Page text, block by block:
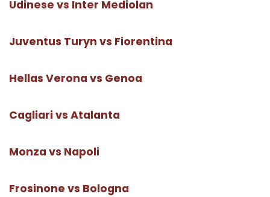
Udinese vs Inter Mediolan
Juventus Turyn vs Fiorentina
Hellas Verona vs Genoa
Cagliari vs Atalanta
Monza vs Napoli
Frosinone vs Bologna